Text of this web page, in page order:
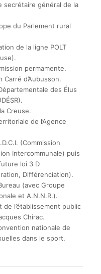
secrétaire général de la
du Parlement rural
de la ligne POLT
permamente.
d’Aubusson.
des Élus
Creuse.
de l’Agence
(Commission
Intercommunale) puis
loi 3 D
Différenciation).
(avec Groupe
et A.N.N.R.).
de l’établissement public
Chirac.
nationale de
dans le sport.